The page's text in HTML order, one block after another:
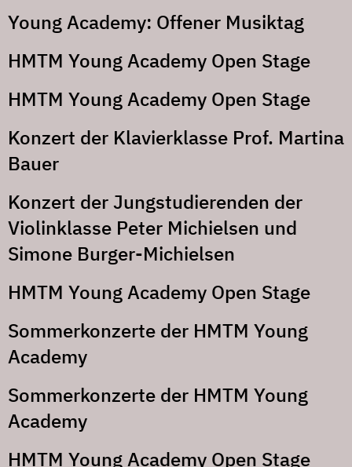
Young Academy: Offener Musiktag
HMTM Young Academy Open Stage
HMTM Young Academy Open Stage
Konzert der Klavierklasse Prof. Martina
Bauer
Konzert der Jungstudierenden der
Violinklasse Peter Michielsen und
Simone Burger-Michielsen
HMTM Young Academy Open Stage
Sommerkonzerte der HMTM Young
Academy
Sommerkonzerte der HMTM Young
Academy
HMTM Young Academy Open Stage